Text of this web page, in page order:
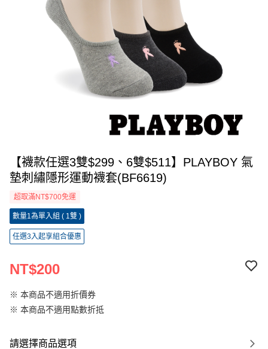
【襪款任選3雙$299、6雙$511】PLAYBOY 氣
墊刺繡隱形運動襪套(BF6619)
超取滿NT$700免運
數量1為單入組 ( 1雙 )
任選3入起享組合優惠
NT$200
※ 本商品不適用折價券
※ 本商品不適用點數折抵
請選擇商品選項